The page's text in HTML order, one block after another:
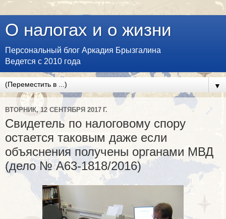
О налогах и о жизни
Персональный блог Аркадия Брызгалина
Ведется с 2010 года
▼
ВТОРНИК, 12 СЕНТЯБРЯ 2017 Г.
Свидетель по налоговому спору
остается таковым даже если
объяснения получены органами МВД
(дело № А63-1818/2016)